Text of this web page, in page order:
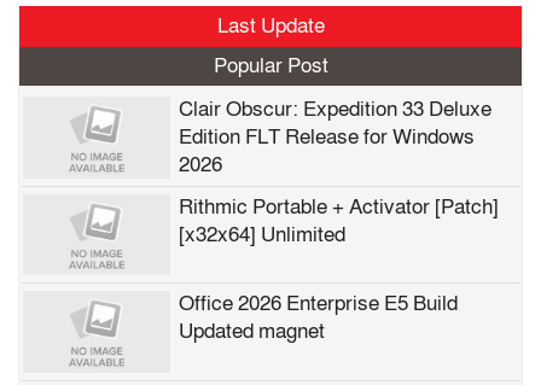
Last Update
Popular Post
Clair Obscur: Expedition 33 Deluxe
Edition FLT Release for Windows
2026
Rithmic Portable + Activator [Patch]
[x32x64] Unlimited
Office 2026 Enterprise E5 Build
Updated magnet